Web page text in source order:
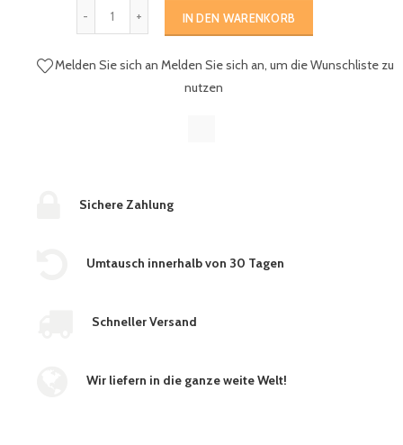
IN DEN WARENKORB
Melden Sie sich an Melden Sie sich an, um die Wunschliste zu
nutzen
Sichere Zahlung
Umtausch innerhalb von 30 Tagen
Schneller Versand
Wir liefern in die ganze weite Welt!